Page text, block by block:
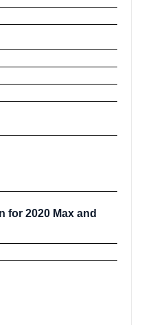
for 2020 Max and